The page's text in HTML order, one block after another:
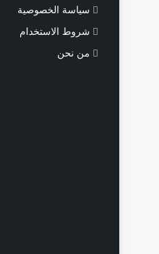
سياسة الخصوصية
شروط الاستخدام
من نحن